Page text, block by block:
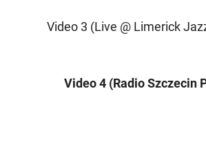
Video 3 (Live @ Limerick
Video 4 (Radio Szczecin